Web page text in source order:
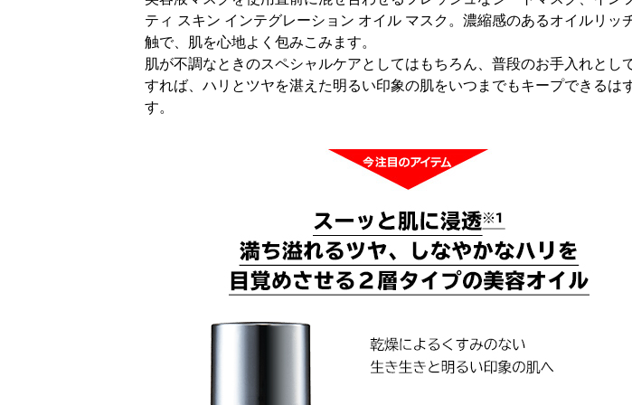
ティ スキン インテグレーション オイル マスク。濃縮感のあるオイルリッ
触で、肌を心地よく包みこみます。
肌が不調なときのスペシャルケアとしてはもちろん、普段のお手入れとし
すれば、ハリとツヤを湛えた明るい印象の肌をいつまでもキープできるは
す。